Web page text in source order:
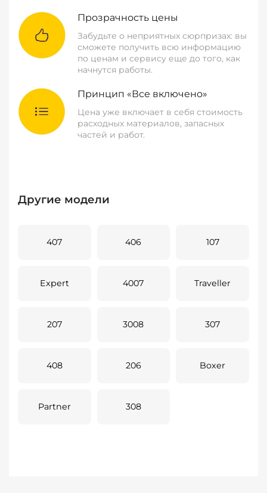
Прозрачность цены
Забудьте о неприятных сюрпризах: вы
сможете получить всю информацию
по ценам и сервису еще до того, как
начнутся работы.
Принцип «Все включено»
Цена уже включает в себя стоимость
расходных материалов, запасных
частей и работ.
Другие модели
407 406 107
Expert 4007 Traveller
207 3008 307
408 206 Boxer
Partner 308